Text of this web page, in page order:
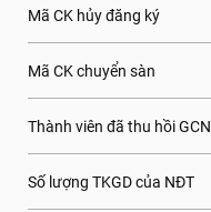
Mã CK hủy đăng ký
Mã CK chuyển sàn
Thành viên đã thu hồi GCN
Số lượng TKGD của NĐT